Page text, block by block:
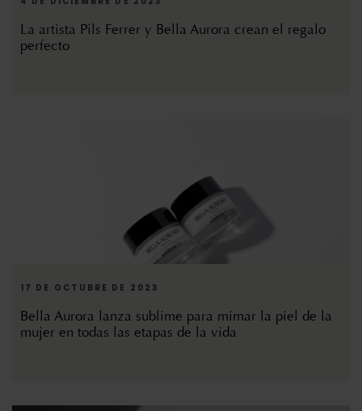
La artista Pils Ferrer y Bella Aurora crean el regalo
perfecto
17 DE OCTUBRE DE 2023
Bella Aurora lanza sublime para mimar la piel de la
mujer en todas las etapas de la vida